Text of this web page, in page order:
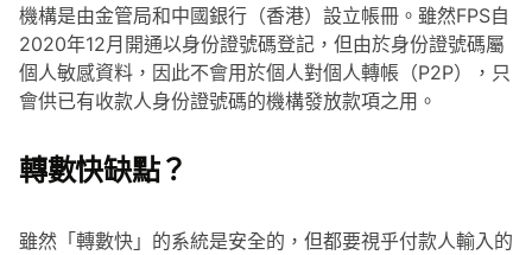
機構是由金管局和中國銀行（香港）設立帳冊。雖然FPS自
2020年12月開通以身份證號碼登記，但由於身份證號碼屬
個人敏感資料，因此不會用於個人對個人轉帳（P2P），只
會供已有收款人身份證號碼的機構發放款項之用。
轉數快缺點？
雖然「轉數快」的系統是安全的，但都要視乎付款人輸入的